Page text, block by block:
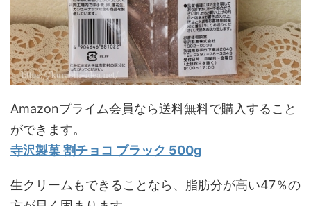
Amazonプライム会員なら送料無料で購入すること
ができます。
寺沢製菓 割チョコ ブラック 500g
生クリームもできることなら、脂肪分が高い47％の